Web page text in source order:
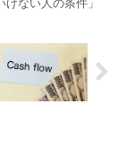
ない人の条件」